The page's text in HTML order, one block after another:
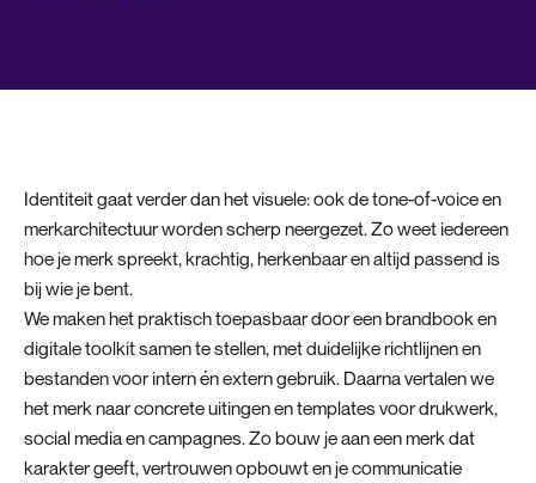
Identiteit gaat verder dan het visuele: ook de tone-of-voice en
merkarchitectuur worden scherp neergezet. Zo weet iedereen
hoe je merk spreekt, krachtig, herkenbaar en altijd passend is
bij wie je bent.
We maken het praktisch toepasbaar door een brandbook en
digitale toolkit samen te stellen, met duidelijke richtlijnen en
bestanden voor intern én extern gebruik. Daarna vertalen we
het merk naar concrete uitingen en templates voor drukwerk,
social media en campagnes. Zo bouw je aan een merk dat
karakter geeft, vertrouwen opbouwt en je communicatie